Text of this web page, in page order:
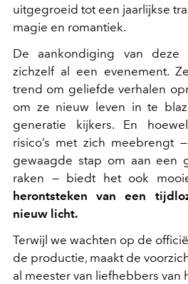
uitgegroeid tot een jaarlijkse
magie en romantiek.
De aankondiging van
zichzelf al een evenement.
trend om geliefde verhalen
om ze nieuw leven in te
generatie kijkers. En
risico’s met zich meebrengt
gewaagde stap om aan een
raken — biedt het ook
herontsteken van een
nieuw licht.
Terwijl we wachten op de
de productie, maakt de
al meester van liefhebbers van